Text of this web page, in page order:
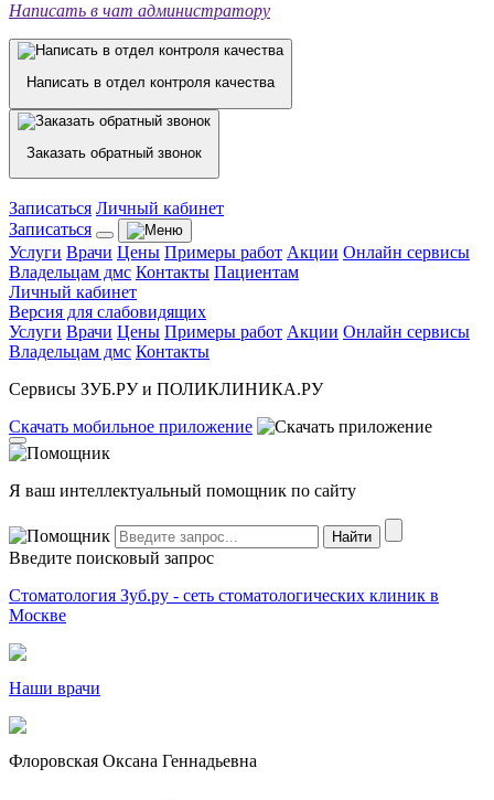
Написать в чат администратору
Написать в отдел контроля качества
Заказать обратный звонок
Записаться Личный кабинет
Записаться
Услуги Врачи Цены Примеры работ Акции Онлайн сервисы
Владельцам дмс Контакты Пациентам
Личный кабинет
Версия для слабовидящих
Услуги Врачи Цены Примеры работ Акции Онлайн сервисы
Владельцам дмс Контакты
Сервисы ЗУБ.РУ и ПОЛИКЛИНИКА.РУ
Скачать мобильное приложение
Я ваш интеллектуальный помощник по сайту
Введите поисковый запрос
Стоматология Зуб.ру - сеть стоматологических клиник в
Москве
Наши врачи
Флоровская Оксана Геннадьевна